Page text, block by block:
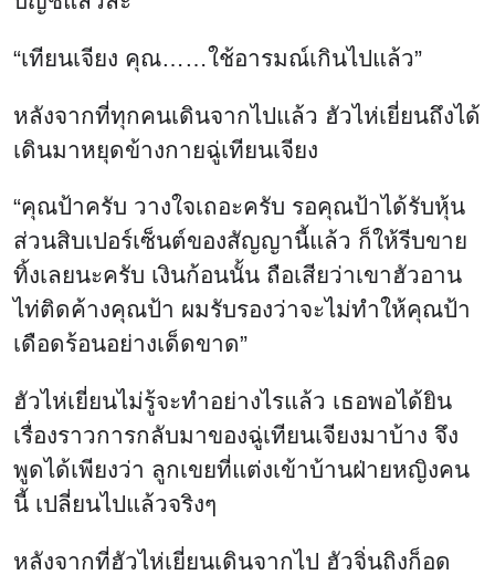
“เทียนเจียง คุณ……ใช้อารมณ์เกินไปแล้ว”
หลังจากที่ทุกคนเดินจากไปแล้ว ฮัวไห่เยี่ยนถึงได้
เดินมาหยุดข้างกายฉู่เทียนเจียง
“คุณป้าครับ วางใจเถอะครับ รอคุณป้าได้รับหุ้น
ส่วนสิบเปอร์เซ็นต์ของสัญญานี้แล้ว ก็ให้รีบขาย
ทิ้งเลยนะครับ เงินก้อนนั้น ถือเสียว่าเขาฮัวอาน
ไท่ติดค้างคุณป้า ผมรับรองว่าจะไม่ทำให้คุณป้า
เดือดร้อนอย่างเด็ดขาด”
ฮัวไห่เยี่ยนไม่รู้จะทำอย่างไรแล้ว เธอพอได้ยิน
เรื่องราวการกลับมาของฉู่เทียนเจียงมาบ้าง จึง
พูดได้เพียงว่า ลูกเขยที่แต่งเข้าบ้านฝ่ายหญิงคน
นี้ เปลี่ยนไปแล้วจริงๆ
หลังจากที่ฮัวไห่เยี่ยนเดินจากไป ฮัวจิ่นถิงก็อด